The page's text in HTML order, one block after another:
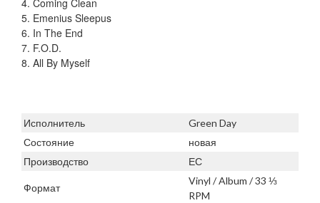
4. Coming Clean
5. Emenius Sleepus
6. In The End
7. F.O.D.
8. All By Myself
Исполнитель
Green Day
Состояние
новая
Производство
ЕС
Формат
Vinyl / Album / 33 ⅓
RPM